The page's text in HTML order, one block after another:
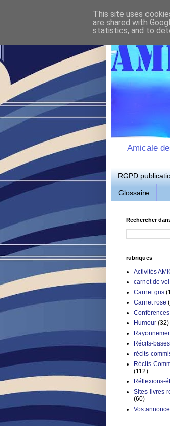
Amicale
RGPD
Glossaire
Rechercher
rubriques
Activités
carnet de vol
Carnet gris
Carnet rose
Humour (32)
Récits-bases
récits-
Récits-
(112)
Réflexions-
Sites-livres-
(60)
Vos
This site uses
are shared with
statistics, and to